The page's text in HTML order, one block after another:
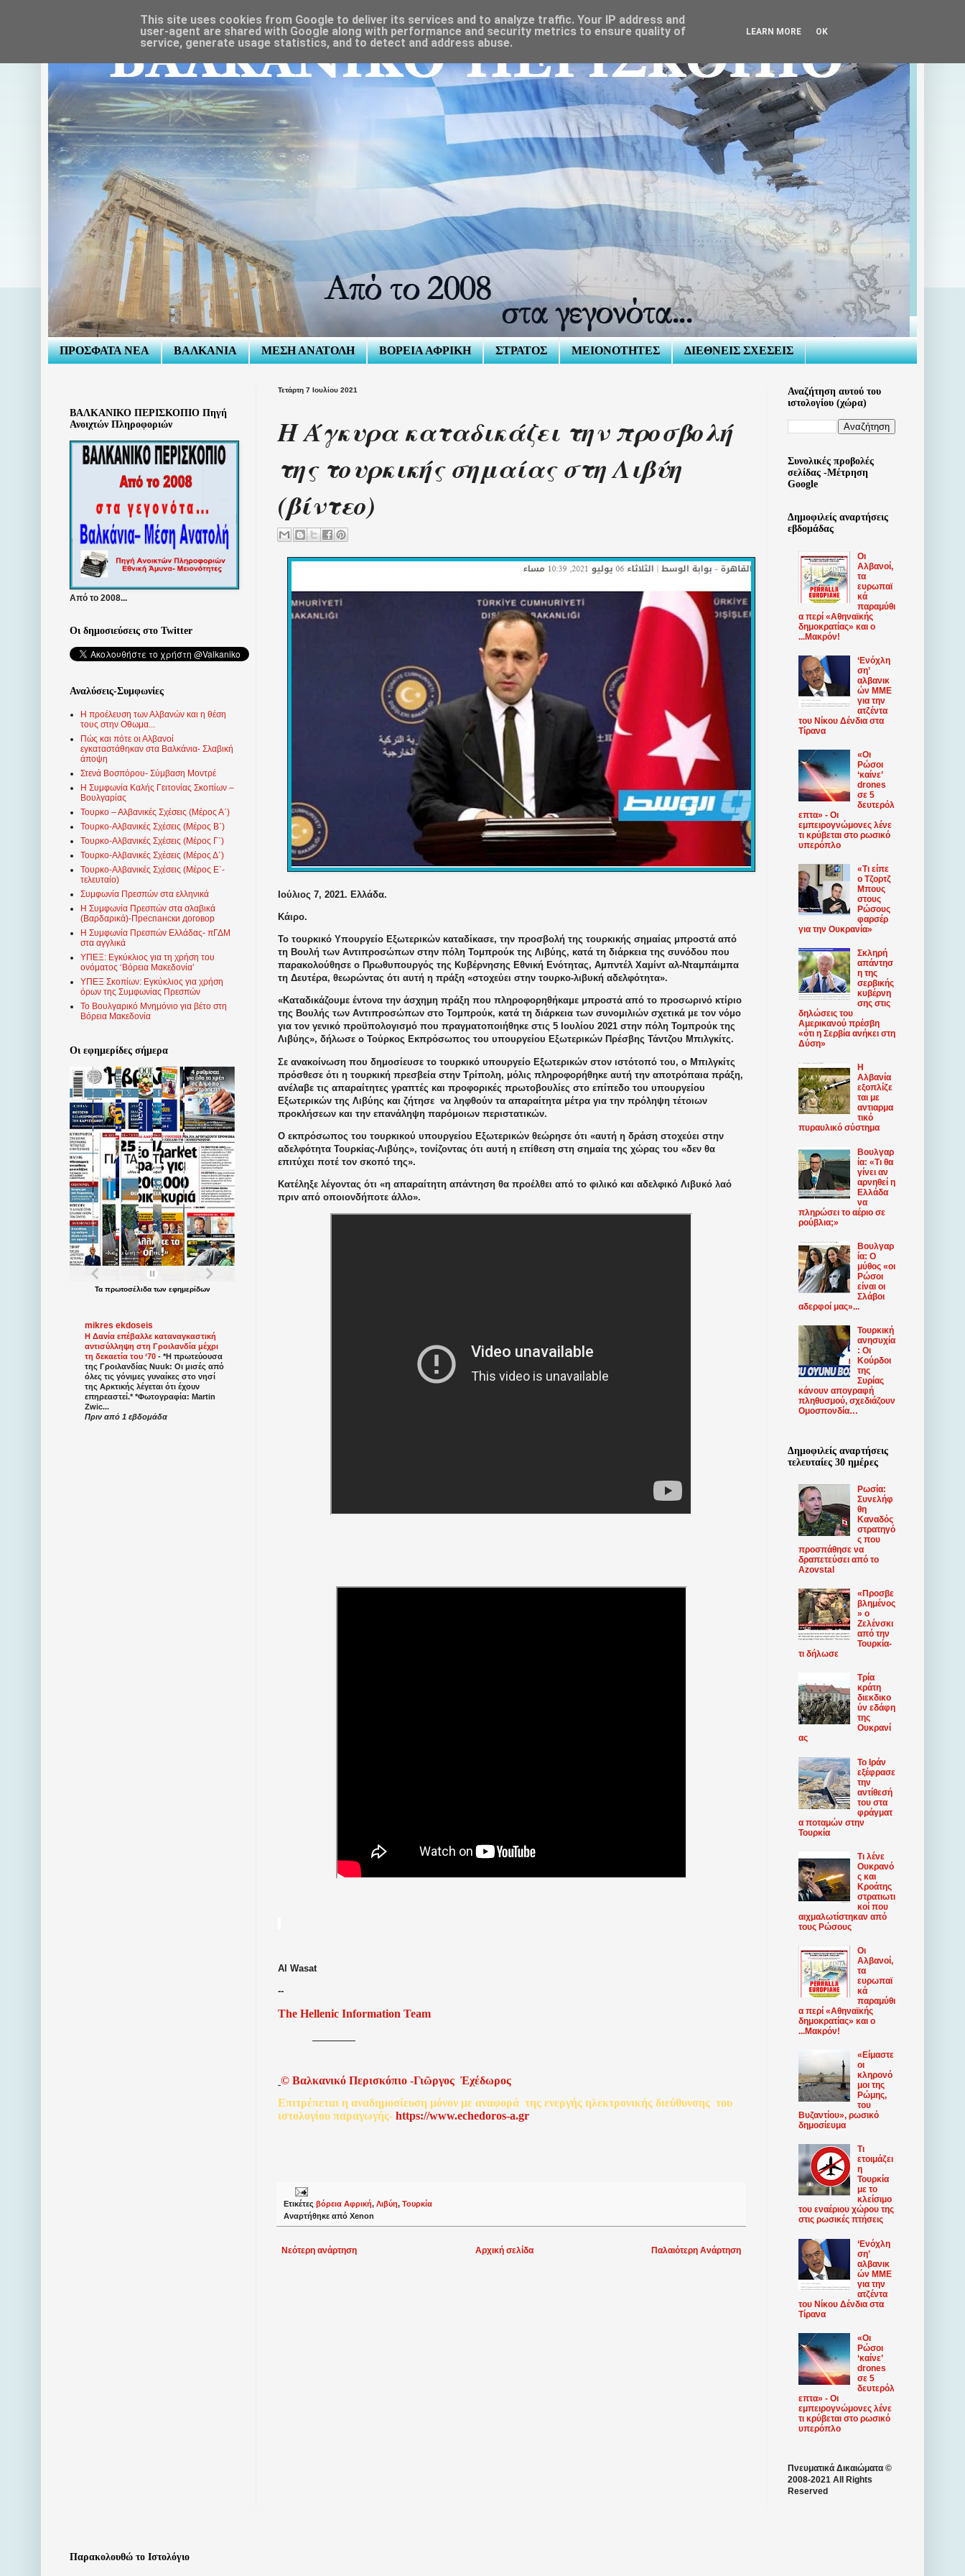
ΠΡΟΣΦΑΤΑ ΝΕΑ ΒΑΛΚΑΝΙΑ ΜΕΣΗ ΑΝΑΤΟΛΗ ΒΟΡΕΙΑ ΑΦΡΙΚΗ ΣΤΡΑΤΟΣ ΜΕΙΟΝΟΤΗΤΕΣ ΔΙΕΘΝΕΙΣ ΣΧΕΣΕΙΣ
Τετάρτη 7 Ιουλίου 2021
Η Άγκυρα καταδικάζει την προσβολή
της τουρκικής σημαίας στη Λιβύη
(βίντεο)
Ιούλιος 7, 2021. Ελλάδα.
Κάιρο.
Το τουρκικό Υπουργείο Εξωτερικών καταδίκασε, την προσβολή της τουρκικής σημαίας μπροστά από
τη Βουλή των Αντιπροσώπων στην πόλη Τομπρούκ της Λιβύης, κατά τη διάρκεια της συνόδου που
παρακολούθησε ο Πρωθυπουργός της Κυβέρνησης Εθνική Ενότητας, Αμπντέλ Χαμίντ αλ-Νταμπάιμπα
τη Δευτέρα, θεωρώντας ότι αυτή η πράξη «στοχεύει στην τουρκο-λιβυκή αδελφότητα».
«Καταδικάζουμε έντονα την άσχημη πράξη που πληροφορηθήκαμε μπροστά από το προσωρινό κτίριο
της Βουλής των Αντιπροσώπων στο Τομπρούκ, κατά τη διάρκεια των συνομιλιών σχετικά με τον νόμο
για τον γενικό προϋπολογισμό που πραγματοποιήθηκε στις 5 Ιουλίου 2021 στην πόλη Τομπρούκ της
Λιβύης», δήλωσε ο Τούρκος Εκπρόσωπος του υπουργείου Εξωτερικών Πρέσβης Τάντζου Μπιλγκίτς.
Σε ανακοίνωση που δημοσίευσε το τουρκικό υπουργείο Εξωτερικών στον ιστότοπό του, ο Μπιλγκίτς
πρόσθεσε ότι η τουρκική πρεσβεία στην Τρίπολη, μόλις πληροφορήθηκε αυτή την αποτρόπαια πράξη,
ανέλαβε τις απαραίτητες γραπτές και προφορικές πρωτοβουλίες στο επίπεδο του υπουργείου
Εξωτερικών της Λιβύης και ζήτησε να ληφθούν τα απαραίτητα μέτρα για την πρόληψη τέτοιων
προκλήσεων και την επανάληψη παρόμοιων περιστατικών.
Ο εκπρόσωπος του τουρκικού υπουργείου Εξωτερικών θεώρησε ότι «αυτή η δράση στοχεύει στην
αδελφότητα Τουρκίας-Λιβύης», τονίζοντας ότι αυτή η επίθεση στη σημαία της χώρας του «δεν θα
επιτύχει ποτέ τον σκοπό της».
Κατέληξε λέγοντας ότι «η απαραίτητη απάντηση θα προέλθει από το φιλικό και αδελφικό Λιβυκό λαό
πριν από οποιονδήποτε άλλο».
Al Wasat
--
The Hellenic Information Team
© Βαλκανικό Περισκόπιο -Γιῶργος Ἐχέδωρος
Επιτρέπεται η αναδημοσίευση μόνον με αναφορά της ενεργής ηλεκτρονικής διεύθυνσης του
ιστολογίου παραγωγής- https://www.echedoros-a.gr
Ετικέτες βόρεια Αφρική, Λιβύη, Τουρκία
Αναρτήθηκε από Xenon
Νεότερη ανάρτηση Παλαιότερη Ανάρτηση
Αρχική σελίδα
ΒΑΛΚΑΝΙΚΟ ΠΕΡΙΣΚΟΠΙΟ Πηγή
Ανοιχτών Πληροφοριών
Από το 2008...
Οι δημοσιεύσεις στο Twitter
Αναλύσεις-Συμφωνίες
Η προέλευση των Αλβανών και η θέση
τους στην Οθωμα...
Πώς και πότε οι Αλβανοί
εγκαταστάθηκαν στα Βαλκάνια- Σλαβική
άποψη
Στενά Βοσπόρου- Σύμβαση Μοντρέ
Η Συμφωνία Καλής Γειτονίας Σκοπίων –
Βουλγαρίας
Τουρκο – Αλβανικές Σχέσεις (Mέρος Α΄)
Τουρκο-Αλβανικές Σχέσεις (Μέρος Β΄)
Τουρκο-Αλβανικές Σχέσεις (Μέρος Γ΄)
Τουρκο-Αλβανικές Σχέσεις (Μέρος Δ΄)
Τουρκο-Αλβανικές Σχέσεις (Μέρος Ε΄-
τελευταίο)
Συμφωνία Πρεσπών στα ελληνικά
Η Συμφωνία Πρεσπών στα σλαβικά
(Βαρδαρικά)-Преспански договор
Η Συμφωνία Πρεσπών Ελλάδας- πΓΔΜ
στα αγγλικά
ΥΠΕΞ: Εγκύκλιος για τη χρήση του
ονόματος ‘Βόρεια Μακεδονία’
ΥΠΕΞ Σκοπίων: Εγκύκλιος για χρήση
όρων της Συμφωνίας Πρεσπών
Το Βουλγαρικό Μνημόνιο για βέτο στη
Βόρεια Μακεδονία
Οι εφημερίδες σήμερα
Τα πρωτοσέλιδατων εφημερίδων
mikres ekdoseis
Η Δανία επέβαλλε καταναγκαστική
αντισύλληψη στη Γροιλανδία μέχρι
τη δεκαετία του ‘70 - *Η πρωτεύουσα
της Γροιλανδίας Nuuk: Οι μισές από
όλες τις γόνιμες γυναίκες στο νησί
της Αρκτικής λέγεται ότι έχουν
επηρεαστεί.* *Φωτογραφία: Martin
Zwic...
Πριν από 1 εβδομάδα
Αναζήτηση αυτού του
ιστολογίου (χώρα)
Συνολικές προβολές
σελίδας -Μέτρηση
Google
Δημοφιλείς αναρτήσεις
εβδομάδας
Οι
Αλβανοί,
τα
ευρωπαϊ
κά
παραμύθι
α περί «Αθηναϊκής
δημοκρατίας» και ο
...Μακρόν!
‘Ενόχλη
ση’
αλβανικ
ών ΜΜΕ
για την
ατζέντα
του Νίκου Δένδια στα
Τίρανα
«Οι
Ρώσοι
‘καίνε’
drones
σε 5
δευτερόλ
επτα» - Οι
εμπειρογνώμονες λένε
τι κρύβεται στο ρωσικό
υπερόπλο
«Τι είπε
ο Τζορτζ
Μπους
στους
Ρώσους
φαρσέρ
για την Ουκρανία»
Σκληρή
απάντησ
η της
σερβικής
κυβέρνη
σης στις
δηλώσεις του
Αμερικανού πρέσβη
«ότι η Σερβία ανήκει στη
Δύση»
Η
Αλβανία
εξοπλίζε
ται με
αντιαρμα
τικό
πυραυλικό σύστημα
Βουλγαρ
ία: «Τι θα
γίνει αν
αρνηθεί η
Ελλάδα
να
πληρώσει το αέριο σε
ρούβλια;»
Βουλγαρ
ία: Ο
μύθος «οι
Ρώσοι
είναι οι
Σλάβοι
αδερφοί μας»...
Τουρκική
ανησυχία
: Οι
Κούρδοι
της
Συρίας
κάνουν απογραφή
πληθυσμού, σχεδιάζουν
Ομοσπονδία…
Δημοφιλείς αναρτήσεις
τελευταίες 30 ημέρες
Ρωσία:
Συνελήφ
θη
Καναδός
στρατηγό
ς που
προσπάθησε να
δραπετεύσει από το
Azovstal
«Προσβε
βλημένος
» ο
Ζελένσκι
από την
Τουρκία-
τι δήλωσε
Τρία
κράτη
διεκδικο
ύν εδάφη
της
Ουκρανί
ας
Το Ιράν
εξέφρασε
την
αντίθεσή
του στα
φράγματ
α ποταμών στην
Τουρκία
Τι λένε
Ουκρανό
ς και
Κροάτης
στρατιωτι
κοί που
αιχμαλωτίστηκαν από
τους Ρώσους
Οι
Αλβανοί,
τα
ευρωπαϊ
κά
παραμύθι
α περί «Αθηναϊκής
δημοκρατίας» και ο
...Μακρόν!
«Είμαστε
οι
κληρονό
μοι της
Ρώμης,
του
Βυζαντίου», ρωσικό
δημοσίευμα
Τι
ετοιμάζει
η
Τουρκία
με το
κλείσιμο
του εναέριου χώρου της
στις ρωσικές πτήσεις
‘Ενόχλη
ση’
αλβανικ
ών ΜΜΕ
για την
ατζέντα
του Νίκου Δένδια στα
Τίρανα
«Οι
Ρώσοι
‘καίνε’
drones
σε 5
δευτερόλ
επτα» - Οι
εμπειρογνώμονες λένε
τι κρύβεται στο ρωσικό
υπερόπλο
Πνευματικά Δικαιώματα ©
2008-2021 All Rights
Reserved
Παρακολουθώ το Ιστολόγιο
This site uses cookies from Google to deliver its services and to analyze traffic. Your IP address and
user-agent are shared with Google along with performance and security metrics to ensure quality of
service, generate usage statistics, and to detect and address abuse.
LEARN MORE OK